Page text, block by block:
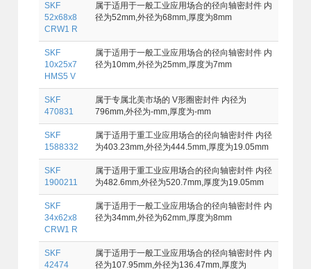
SKF
52x68x8
CRW1 R
属于适用于一般工业应用场合的径向轴密封件 内
径为52mm,外径为68mm,厚度为8mm
SKF
10x25x7
HMS5 V
属于适用于一般工业应用场合的径向轴密封件 内
径为10mm,外径为25mm,厚度为7mm
SKF
470831
属于专属北美市场的 V形圈密封件 内径为
796mm,外径为-mm,厚度为-mm
SKF
1588332
属于适用于重工业应用场合的径向轴密封件 内径
为403.23mm,外径为444.5mm,厚度为19.05mm
SKF
1900211
属于适用于重工业应用场合的径向轴密封件 内径
为482.6mm,外径为520.7mm,厚度为19.05mm
SKF
34x62x8
CRW1 R
属于适用于一般工业应用场合的径向轴密封件 内
径为34mm,外径为62mm,厚度为8mm
SKF
42474
属于适用于一般工业应用场合的径向轴密封件 内
径为107.95mm,外径为136.47mm,厚度为